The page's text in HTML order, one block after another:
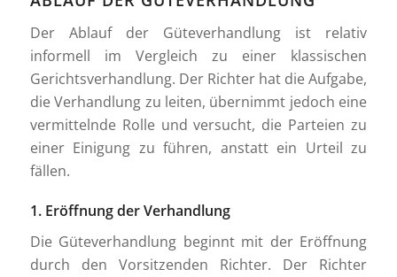
Der Ablauf der Güteverhandlung ist relativ
informell im Vergleich zu einer klassischen
Gerichtsverhandlung. Der Richter hat die Aufgabe,
die Verhandlung zu leiten, übernimmt jedoch eine
vermittelnde Rolle und versucht, die Parteien zu
einer Einigung zu führen, anstatt ein Urteil zu
fällen.
1. Eröffnung der Verhandlung
Die Güteverhandlung beginnt mit der Eröffnung
durch den Vorsitzenden Richter. Der Richter